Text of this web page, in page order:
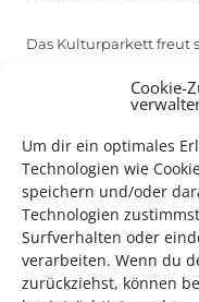
Cookie-
Um dir ein optimales
Technologien wie
speichern und/oder
Technologien
Surfverhalten oder
verarbeiten. Wenn du
zurückziehst, können
Das Kulturparkett freut
melden Sie sich unter
*KULTURTIPP